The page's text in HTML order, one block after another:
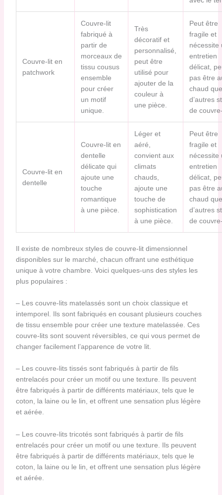
Couvre-lit en
patchwork
Couvre-lit
fabriqué à
partir de
morceaux de
tissu cousus
ensemble
pour créer
un motif
unique.
Très
décoratif et
personnalisé,
peut être
utilisé pour
ajouter de la
couleur à
une pièce.
Peut être
fragile et
nécessite
entretien
délicat,
pas être
chaud que
d’autres
de
Couvre-lit en
dentelle
Couvre-lit en
dentelle
délicate qui
ajoute une
touche
romantique
à une pièce.
Léger et
aéré,
convient aux
climats
chauds,
ajoute une
touche de
sophistication
à une pièce.
Peut être
fragile et
nécessite
entretien
délicat,
pas être
chaud que
d’autres
de
Il existe de nombreux styles de couvre-lit dimensionnel
disponibles sur le marché, chacun offrant une esthétique
unique à votre chambre. Voici quelques-uns des styles les
plus populaires :
– Les couvre-lits matelassés sont un choix classique et
intemporel. Ils sont fabriqués en cousant plusieurs couches
de tissu ensemble pour créer une texture matelassée. Ces
couvre-lits sont souvent réversibles, ce qui vous permet de
changer facilement l’apparence de votre lit.
– Les couvre-lits tissés sont fabriqués à partir de fils
entrelacés pour créer un motif ou une texture. Ils peuvent
être fabriqués à partir de différents matériaux, tels que le
coton, la laine ou le lin, et offrent une sensation plus légère
et aérée.
– Les couvre-lits tricotés sont fabriqués à partir de fils
entrelacés pour créer un motif ou une texture. Ils peuvent
être fabriqués à partir de différents matériaux, tels que le
coton, la laine ou le lin, et offrent une sensation plus légère
et aérée.